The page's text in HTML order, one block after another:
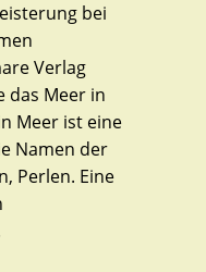
bei
Verlag
das Meer in
Meer ist eine
Namen der
Perlen. Eine